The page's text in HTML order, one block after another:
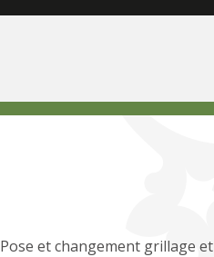
Pose et changement grillage et